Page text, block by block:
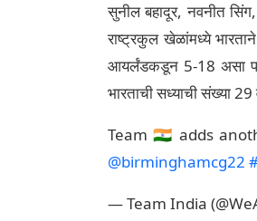
सुनील बहादूर, नवनीत
राष्ट्रकुल खेळांमध्ये
आयर्लंडकडून 5-18 असा
भारताची सध्याची संख्या
Team 🇮🇳 adds
@birminghamcg22
— Team India